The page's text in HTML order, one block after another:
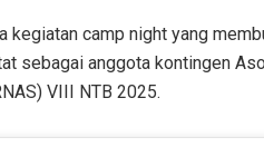
kegiatan camp night yang
sebagai anggota kontingen
VIII NTB 2025.